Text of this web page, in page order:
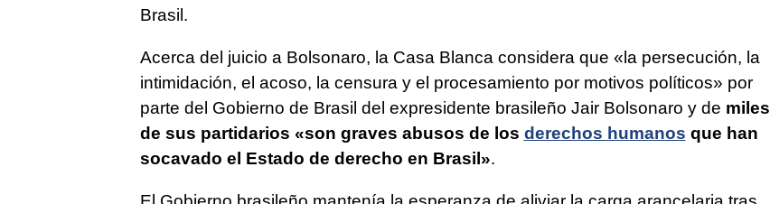
Brasil.
Acerca del juicio a Bolsonaro, la Casa Blanca considera que «la persecución, la
intimidación, el acoso, la censura y el procesamiento por motivos políticos» por
parte del Gobierno de Brasil del expresidente brasileño Jair Bolsonaro y de miles
de sus partidarios «son graves abusos de los derechos humanos que han
socavado el Estado de derecho en Brasil».